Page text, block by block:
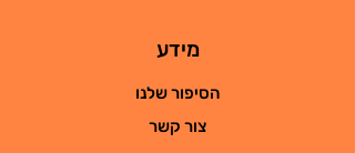
מידע
הסיפור שלנו
צור קשר